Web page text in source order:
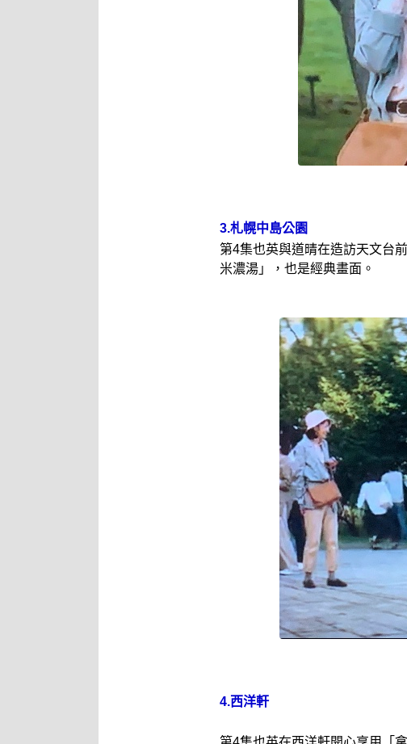
3.札幌中島公園
第4集也英與道晴在造訪天文台
米濃湯」，也是經典畫面。
4.西洋軒